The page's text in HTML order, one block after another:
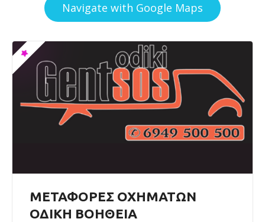
Navigate with Google Maps
ΜΕΤΑΦΟΡΕΣ ΟΧΗΜΑΤΩΝ
ΟΔΙΚΗ ΒΟΗΘΕΙΑ